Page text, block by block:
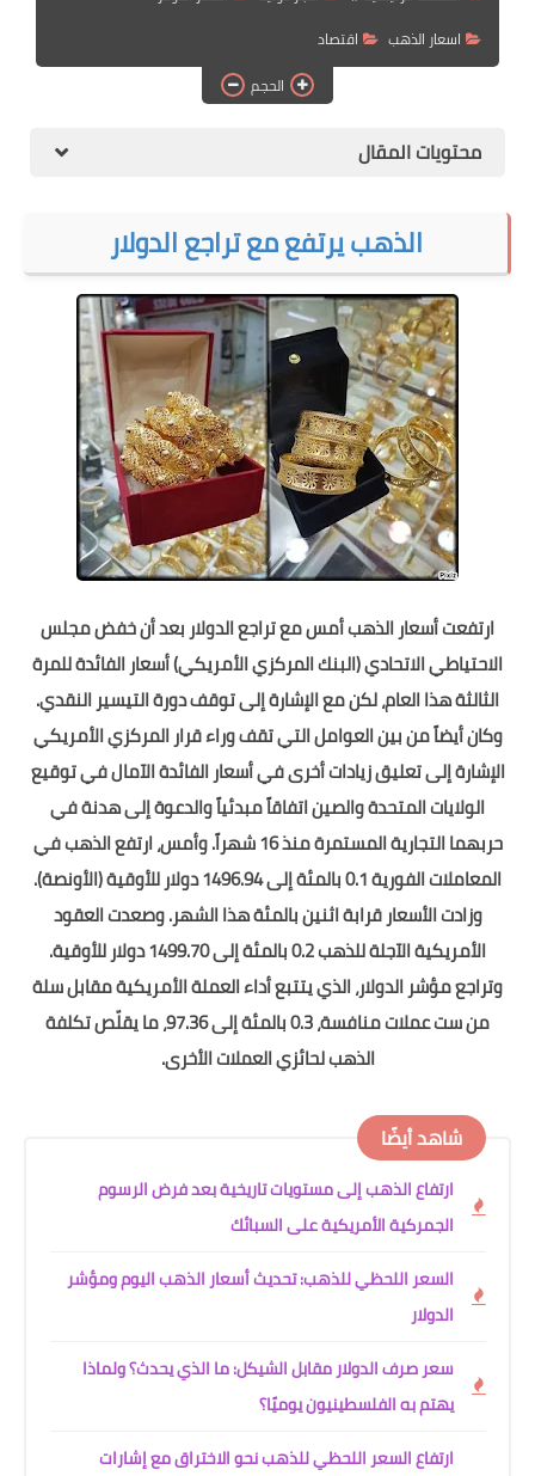
اقتصاد
مطبخ هسا
اسعار الذهب
اقتصاد
الحجم
محتويات المقال
الذهب يرتفع مع تراجع الدولار
ارتفعت أسعار الذهب أمس مع تراجع الدولار بعد أن خفض مجلس
الاحتياطي الاتحادي (البنك المركزي الأمريكي) أسعار الفائدة للمرة
الثالثة هذا العام، لكن مع الإشارة إلى توقف دورة التيسير النقدي.
وكان أيضاً من بين العوامل التي تقف وراء قرار المركزي الأمريكي
الإشارة إلى تعليق زيادات أخرى في أسعار الفائدة الآمال في توقيع
الولايات المتحدة والصين اتفاقاً مبدئياً والدعوة إلى هدنة في
حربهما التجارية المستمرة منذ 16 شهراً. وأمس، ارتفع الذهب في
المعاملات الفورية 0.1 بالمئة إلى 1496.94 دولار للأوقية (الأونصة).
وزادت الأسعار قرابة اثنين بالمئة هذا الشهر. وصعدت العقود
الأمريكية الآجلة للذهب 0.2 بالمئة إلى 1499.70 دولار للأوقية.
وتراجع مؤشر الدولار، الذي يتتبع أداء العملة الأمريكية مقابل سلة
من ست عملات منافسة، 0.3 بالمئة إلى 97.36، ما يقلّص تكلفة
الذهب لحائزي العملات الأخرى.
شاهد أيضًا
ارتفاع الذهب إلى مستويات تاريخية بعد فرض الرسوم
الجمركية الأمريكية على السبائك
السعر اللحظي للذهب: تحديث أسعار الذهب اليوم ومؤشر
الدولار
سعر صرف الدولار مقابل الشيكل: ما الذي يحدث؟ ولماذا
يهتم به الفلسطينيون يوميًا؟
ارتفاع السعر اللحظي للذهب نحو الاختراق مع إشارات